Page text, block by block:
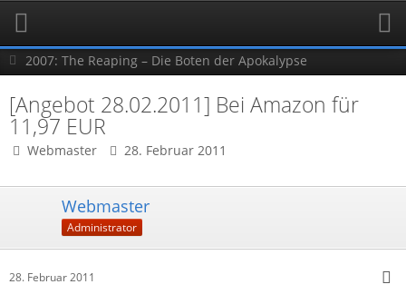
2007: The Reaping – Die Boten der Apokalypse
[Angebot 28.02.2011] Bei Amazon für
11,97 EUR
Webmaster 28. Februar 2011
Webmaster
Administrator
28. Februar 2011